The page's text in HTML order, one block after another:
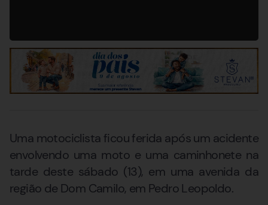
Uma motociclista ficou ferida após um acidente
envolvendo uma moto e uma caminhonete na
tarde deste sábado (13), em uma avenida da
região de Dom Camilo, em Pedro Leopoldo.